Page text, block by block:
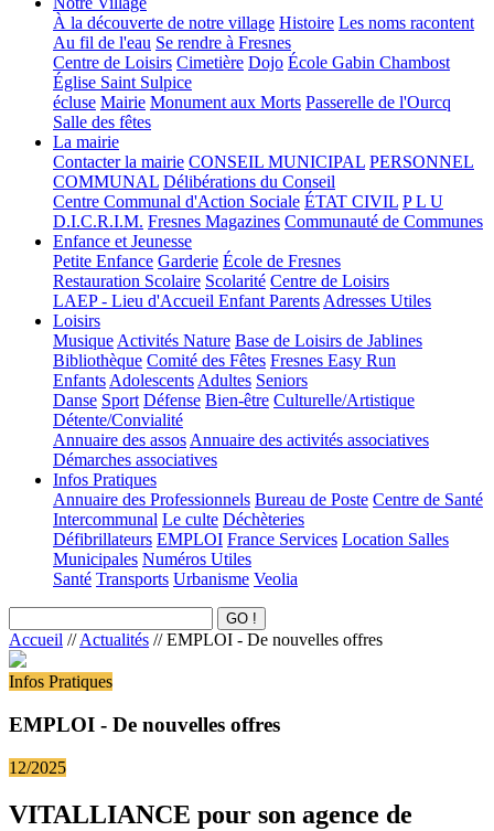
À la découverte de notre village Histoire Les noms racontent
Au fil de l'eau Se rendre à Fresnes
Centre de Loisirs Cimetière Dojo École Gabin Chambost
Église Saint Sulpice
écluse Mairie Monument aux Morts Passerelle de l'Ourcq
Salle des fêtes
La mairie
Contacter la mairie CONSEIL MUNICIPAL PERSONNEL
COMMUNAL Délibérations du Conseil
Centre Communal d'Action Sociale ÉTAT CIVIL P L U
D.I.C.R.I.M. Fresnes Magazines Communauté de Communes
Enfance et Jeunesse
Petite Enfance Garderie École de Fresnes
Restauration Scolaire Scolarité Centre de Loisirs
LAEP - Lieu d'Accueil Enfant ParentsAdresses Utiles
Loisirs
MusiqueActivités Nature Base de Loisirs de Jablines
Bibliothèque Comité des Fêtes Fresnes Easy Run
EnfantsAdolescentsAdultes Seniors
Danse Sport Défense Bien-être Culturelle/Artistique
Détente/Convialité
Annuaire des assosAnnuaire des activités associatives
Démarches associatives
Infos Pratiques
Annuaire des Professionnels Bureau de Poste Centre de Santé
Intercommunal Le culte Déchèteries
Défibrillateurs EMPLOI France Services Location Salles
Municipales Numéros Utiles
Santé Transports Urbanisme Veolia
Accueil //Actualités // EMPLOI - De nouvelles offres
Infos Pratiques
EMPLOI - De nouvelles offres
12/2025
VITALLIANCE pour son agence de